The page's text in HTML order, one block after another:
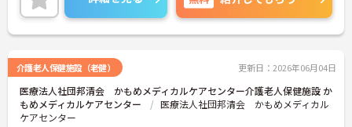
介護老人保健施設（老健） 更新日：2026年06月04日
医療法人社団邦清会 かもめメディカルケアセンター介護老人保健施設 か
もめメディカルケアセンター
医療法人社団邦清会 かもめメディカル
ケアセンター